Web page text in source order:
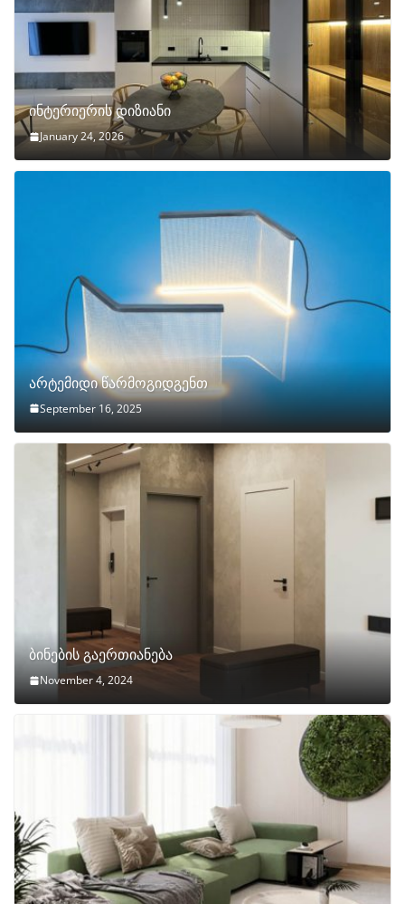
ინტერიერის დიზიანი
January 24, 2026
არტემიდი წარმოგიდგენთ
September 16, 2025
ბინების გაერთიანება
November 4, 2024